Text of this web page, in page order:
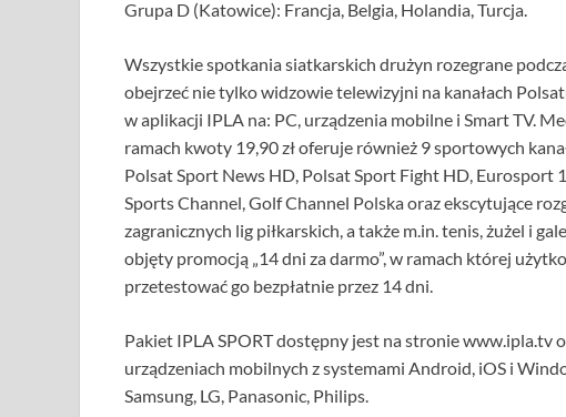
Grupa D (Katowice): Francja, Belgia, Holandia, Turcja.
Wszystkie spotkania siatkarskich drużyn rozegrane
obejrzeć nie tylko widzowie telewizyjni na kanałach
w aplikacji IPLA na: PC, urządzenia mobilne i Smart TV.
ramach kwoty 19,90 zł oferuje również 9 sportowych
Polsat Sport News HD, Polsat Sport Fight HD, Eurosport
Sports Channel, Golf Channel Polska oraz ekscytujące
zagranicznych lig piłkarskich, a także m.in. tenis, żużel i
objęty promocją „14 dni za darmo”, w ramach której
przetestować go bezpłatnie przez 14 dni.
Pakiet IPLA SPORT dostępny jest na stronie www.ipla.tv
urządzeniach mobilnych z systemami Android, iOS i
Samsung, LG, Panasonic, Philips.